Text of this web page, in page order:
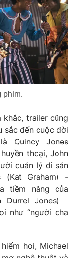
Quốc Thắng,
932
có sự chấp
phát hành lại
phim.
khắc, trailer cũng
sắc đến cuộc đời
Quincy Jones
thoại, John
quản lý di sản
(Kat Graham) -
tiềm năng của
Durrel Jones) -
như “người cha
hoi, Michael